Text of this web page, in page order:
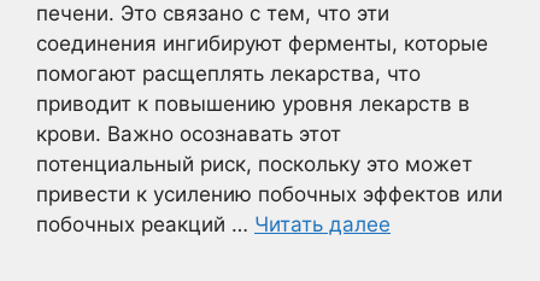
печени. Это связано с тем, что эти
соединения ингибируют ферменты, которые
помогают расщеплять лекарства, что
приводит к повышению уровня лекарств в
крови. Важно осознавать этот
потенциальный риск, поскольку это может
привести к усилению побочных эффектов или
побочных реакций … Читать далее